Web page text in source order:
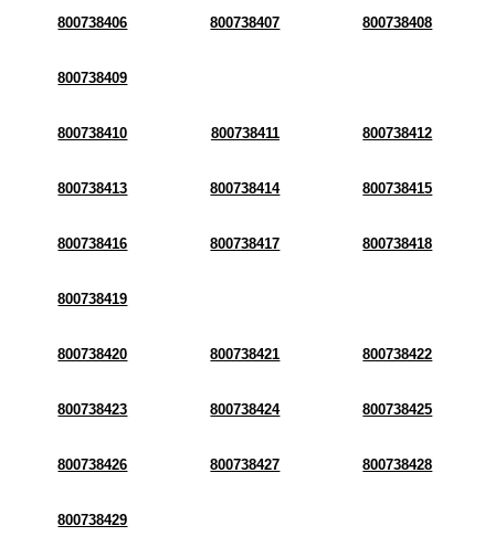
800738406 800738407 800738408
800738409
800738410 800738411 800738412
800738413 800738414 800738415
800738416 800738417 800738418
800738419
800738420 800738421 800738422
800738423 800738424 800738425
800738426 800738427 800738428
800738429